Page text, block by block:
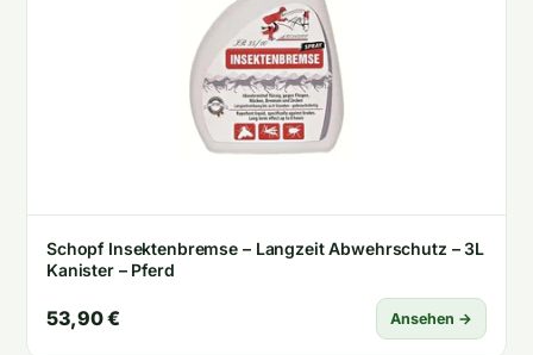
Schopf Insektenbremse – Langzeit Abwehrschutz – 3L
Kanister – Pferd
53,90 € Ansehen →